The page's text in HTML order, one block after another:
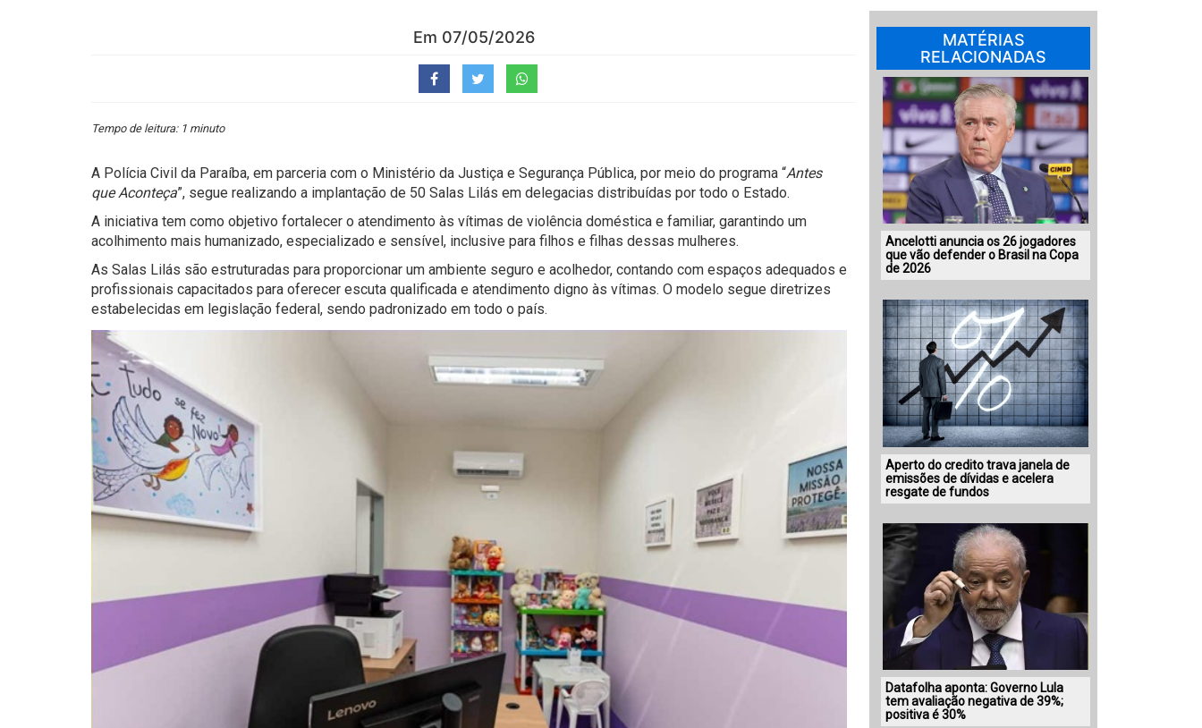
Em 07/05/2026
Tempo de leitura: 1 minuto
A Polícia Civil da Paraíba, em parceria com o Ministério da Justiça e Segurança Pública, por meio do programa “Antes
que Aconteça”, segue realizando a implantação de 50 Salas Lilás em delegacias distribuídas por todo o Estado.
A iniciativa tem como objetivo fortalecer o atendimento às vítimas de violência doméstica e familiar, garantindo um
acolhimento mais humanizado, especializado e sensível, inclusive para filhos e filhas dessas mulheres.
As Salas Lilás são estruturadas para proporcionar um ambiente seguro e acolhedor, contando com espaços adequados e
profissionais capacitados para oferecer escuta qualificada e atendimento digno às vítimas. O modelo segue diretrizes
estabelecidas em legislação federal, sendo padronizado em todo o país.
MATÉRIAS
RELACIONADAS
Ancelotti anuncia os 26 jogadores
que vão defender o Brasil na Copa
de 2026
Aperto do credito trava janela de
emissões de dívidas e acelera
resgate de fundos
Datafolha aponta: Governo Lula
tem avaliação negativa de 39%;
positiva é 30%